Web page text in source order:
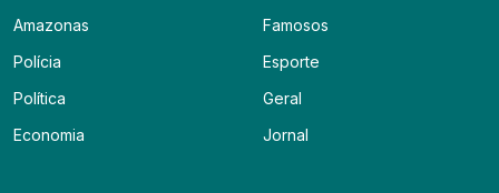
Amazonas
Polícia
Política
Economia
Famosos
Esporte
Geral
Jornal